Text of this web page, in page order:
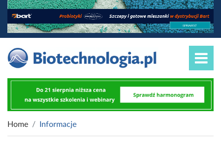
Home Informacje